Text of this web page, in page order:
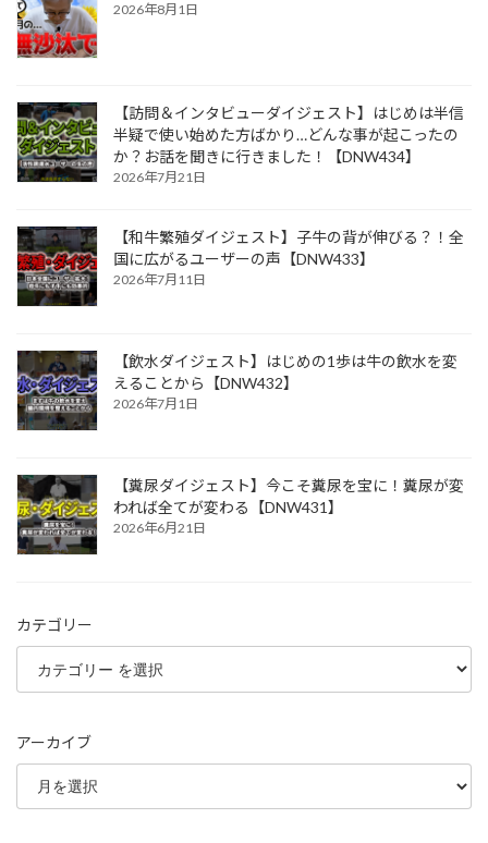
2026年8月1日
【訪問＆インタビューダイジェスト】はじめは半信
半疑で使い始めた方ばかり…どんな事が起こったの
か？お話を聞きに行きました！【DNW434】
2026年7月21日
【和牛繁殖ダイジェスト】子牛の背が伸びる？！全
国に広がるユーザーの声【DNW433】
2026年7月11日
【飲水ダイジェスト】はじめの1歩は牛の飲水を変
えることから【DNW432】
2026年7月1日
【糞尿ダイジェスト】今こそ糞尿を宝に！糞尿が変
われば全てが変わる【DNW431】
2026年6月21日
カテゴリー
アーカイブ